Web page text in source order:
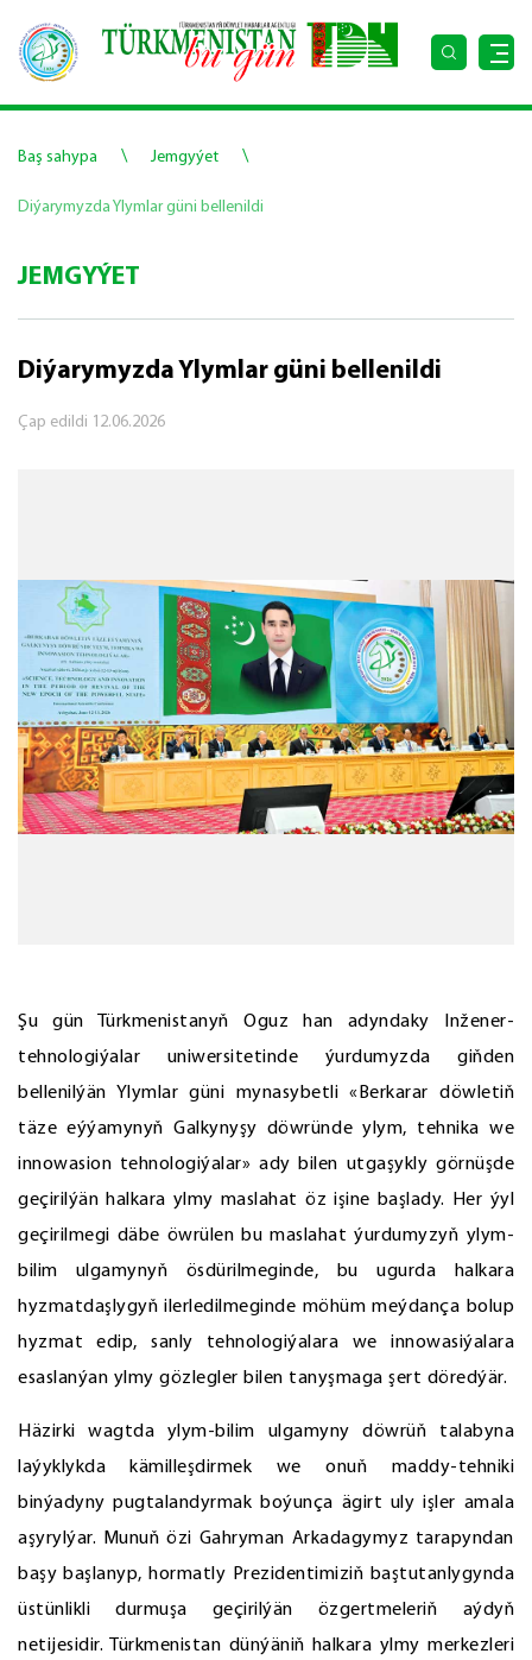
Baş sahypa \ Jemgyýet \
Diýarymyzda Ylymlar güni bellenildi
JEMGYÝET
Diýarymyzda Ylymlar güni bellenildi
Çap edildi 12.06.2026
Şu gün Türkmenistanyň Oguz han adyndaky Inžener-
tehnologiýalar uniwersitetinde ýurdumyzda giňden
bellenilýän Ylymlar güni mynasybetli «Berkarar döwletiň
täze eýýamynyň Galkynyşy döwründe ylym, tehnika we
innowasion tehnologiýalar» ady bilen utgaşykly görnüşde
geçirilýän halkara ylmy maslahat öz işine başlady. Her ýyl
geçirilmegi däbe öwrülen bu maslahat ýurdumyzyň ylym-
bilim ulgamynyň ösdürilmeginde, bu ugurda halkara
hyzmatdaşlygyň ilerledilmeginde möhüm meýdança bolup
hyzmat edip, sanly tehnologiýalara we innowasiýalara
esaslanýan ylmy gözlegler bilen tanyşmaga şert döredýär.
Häzirki wagtda ylym-bilim ulgamyny döwrüň talabyna
laýyklykda kämilleşdirmek we onuň maddy-tehniki
binýadyny pugtalandyrmak boýunça ägirt uly işler amala
aşyrylýar. Munuň özi Gahryman Arkadagymyz tarapyndan
başy başlanyp, hormatly Prezidentimiziň baştutanlygynda
üstünlikli durmuşa geçirilýän özgertmeleriň aýdyň
netijesidir. Türkmenistan dünýäniň halkara ylmy merkezleri